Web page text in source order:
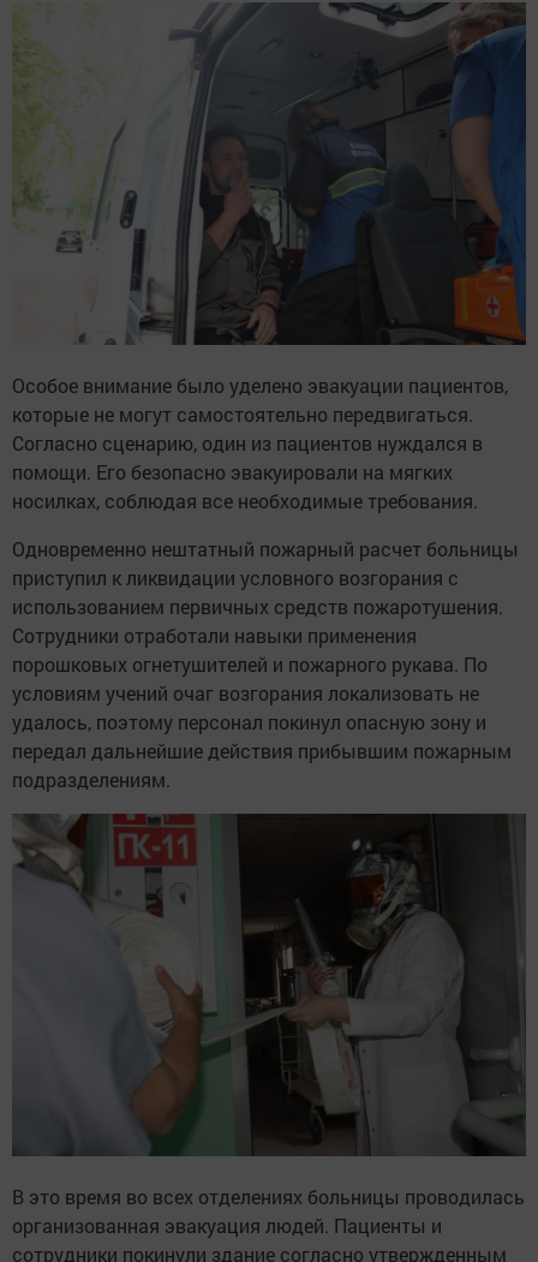
Особое внимание было уделено эвакуации пациентов,
которые не могут самостоятельно передвигаться.
Согласно сценарию, один из пациентов нуждался в
помощи. Его безопасно эвакуировали на мягких
носилках, соблюдая все необходимые требования.
Одновременно нештатный пожарный расчет больницы
приступил к ликвидации условного возгорания с
использованием первичных средств пожаротушения.
Сотрудники отработали навыки применения
порошковых огнетушителей и пожарного рукава. По
условиям учений очаг возгорания локализовать не
удалось, поэтому персонал покинул опасную зону и
передал дальнейшие действия прибывшим пожарным
подразделениям.
В это время во всех отделениях больницы проводилась
организованная эвакуация людей. Пациенты и
сотрудники покинули здание согласно утвержденным